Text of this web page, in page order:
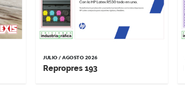
JULIO / AGOSTO 2026
Repropres 193